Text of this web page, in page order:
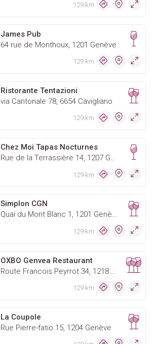
129 km
James Pub
64 rue de Monthoux, 1201 Genève
129 km
Ristorante Tentazioni
via Cantonale 78, 6654 Cavigliano
129 km
Chez Moi Tapas Nocturnes
Rue de la Terrassière 14, 1207 Genève
129 km
Simplon CGN
Quai du Mont Blanc 1, 1201 Genève
129 km
OXBO Genvea Restaurant
Route Francois Peyrrot 34, 1218 Le Grand-Saconnex
129 km
La Coupole
Rue Pierre-fatio 15, 1204 Genève